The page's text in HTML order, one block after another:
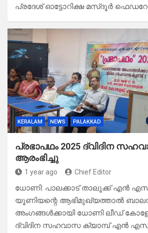
പ്രദേശ് ഓട്ടോറിക്ഷ മസ്ദൂർ
KERALAM NEWS PALAKKAD
പ്രഭാപഥം 2025 ദ്വിദിന
ആരംഭിച്ചു
1 year ago Chief Editor
ധോണി: പാലക്കാട് താലൂക്ക് എൻ
യൂണിയന്റെ ആഭിമുഖ്യത്താൽ
അംഗങ്ങൾക്കായി ധോണി ലീഡ്
ദ്വിദിന സഹവാസ ക്യാമ്പ് എൻ